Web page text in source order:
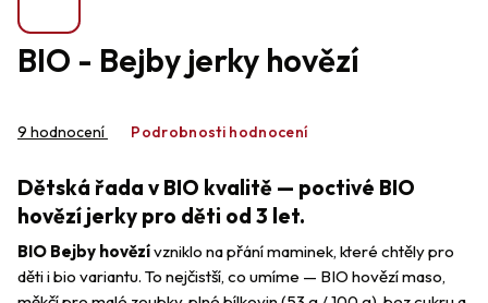
BIO - Bejby jerky hovězí
hodnocení
4,7
z
hvězdiček.
9 hodnocení Podrobnosti hodnocení
Dětská řada v BIO kvalitě — poctivé BIO
hovězí jerky pro děti od 3 let.
BIO Bejby hovězívzniklo na přání maminek, které chtěly pro
děti i bio variantu. To nejčistší, co umíme — BIO hovězí maso,